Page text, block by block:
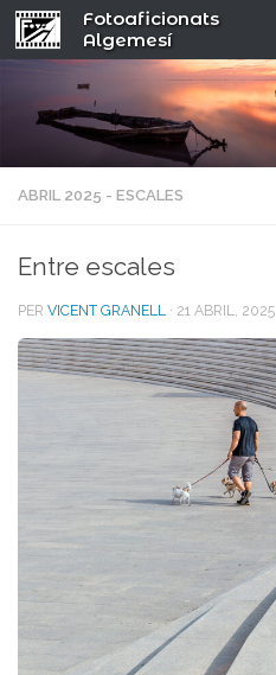
Fotoaficionats
Algemesí
ABRIL 2025 - ESCALES
Entre escales
PER VICENT GRANELL · 21 ABRIL, 2025